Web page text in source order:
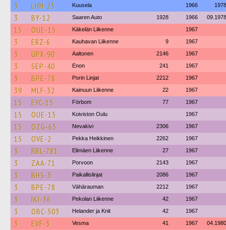
3 LHH-25 Kuusela 1966 1978
3 BY-12 Saaren Auto 1928 1966 09.1978
15 OUE-15 Käkelän Liikenne 1967
3 ERZ-6 Kauhavan Liikenne 9 1967
3 UPX-90 Aaltonen 2146 1967
3 SEP-40 Enon 241 1967
3 BPE-78 Porin Linjat 2212 1967
39 MLF-32 Kainuun Liikenne 22 1967
15 EYC-15 Förbom 77 1967
15 OUE-15 Koiviston Oulu 1967
15 OZG-65 Nevakivi 2306 1967
15 OVE-2 Pekka Heikkinen 2262 1967
3 RBL-781 Elimäen Liikenne 27 1967
3 ZAA-71 Porvoon 2143 1967
3 BHS-3 Paikallislinjat 2086 1967
3 BPE-78 Vähärauman 2212 1967
3 IKI-36 Pekolan Liikenne 42 1967
3 OBC-503 Helander ja Knit 42 1967
3 EVF-3 Vesma 41 1967 04.1980